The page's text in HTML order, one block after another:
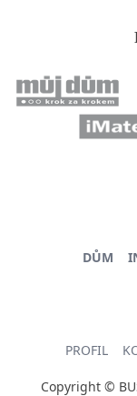
DŮM
PROFIL
Copyright ©